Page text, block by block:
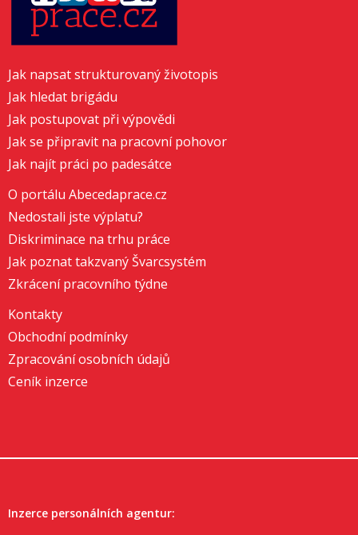
Jak napsat strukturovaný životopis
Jak hledat brigádu
Jak postupovat při výpovědi
Jak se připravit na pracovní pohovor
Jak najít práci po padesátce
O portálu Abecedaprace.cz
Nedostali jste výplatu?
Diskriminace na trhu práce
Jak poznat takzvaný Švarcsystém
Zkrácení pracovního týdne
Kontakty
Obchodní podmínky
Zpracování osobních údajů
Ceník inzerce
Inzerce personálních agentur: